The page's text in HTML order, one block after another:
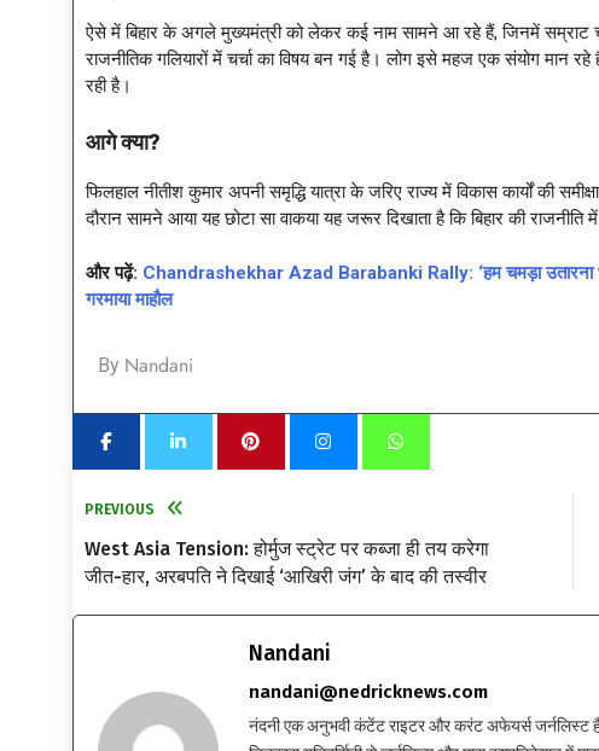
ऐसे में बिहार के अगले मुख्यमंत्री को लेकर कई नाम सामने आ रहे हैं, जिनमें सम्राट
राजनीतिक गलियारों में चर्चा का विषय बन गई है। लोग इसे महज एक संयोग
रही है।
आगे क्या?
फिलहाल नीतीश कुमार अपनी समृद्धि यात्रा के जरिए राज्य में विकास कार्यों की
दौरान सामने आया यह छोटा सा वाकया यह जरूर दिखाता है कि बिहार की
और पढ़ें: Chandrashekhar Azad Barabanki Rally: ‘हम चमड़ा उतारना
गरमाया माहौल
By Nandani
PREVIOUS
West Asia Tension: होर्मुज स्ट्रेट पर कब्जा ही तय करेगा
जीत-हार, अरबपति ने दिखाई ‘आखिरी जंग’ के बाद की तस्वीर
Nandani
nandani@nedricknews.com
नंदनी एक अनुभवी कंटेंट राइटर और करंट अफेयर्स जर्नलिस्ट हैं,